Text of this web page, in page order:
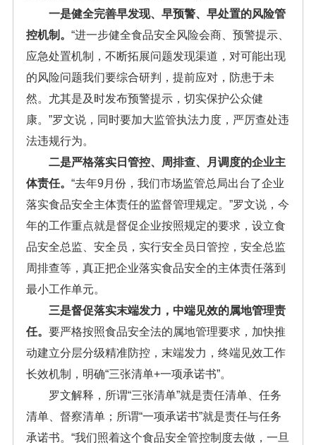
一是健全完善早发现、早预警、早处置的风险管
控机制。 “进一步健全食品安全风险会商、预警提示、
应急处置机制，不断拓展问题发现渠道，对可能出现
的风险问题我们要综合研判，提前应对，防患于未
然。尤其是及时发布预警提示，切实保护公众健
康。”罗文说，同时要加大监管执法力度，严厉查处违
法违规行为。
二是严格落实日管控、周排查、月调度的企业主
体责任。 “去年9月份，我们市场监管总局出台了企业
落实食品安全主体责任的监督管理规定。”罗文说，今
年的工作重点就是督促企业按照规定的要求，设立食
品安全总监、安全员，实行安全员日管控，安全总监
周排查等，真正把企业落实食品安全的主体责任落到
最小工作单元。
三是督促落实末端发力，中端见效的属地管理责
任。 要严格按照食品安全法的属地管理要求，加快推
动建立分层分级精准防控，末端发力，终端见效工作
长效机制，明确“三张清单+一项承诺书”。
罗文解释，所谓“三张清单”就是责任清单、任务
清单、督察清单；所谓“一项承诺书”就是责任与任务
承诺书。“我们照着这个食品安全管控制度去做，一旦